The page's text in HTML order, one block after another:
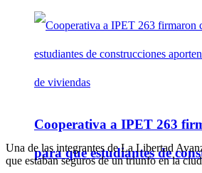
Cooperativa a IPET 263
para que estudiantes de
Una de las integrantes de La Libertad
que estaban seguros de un triunfo en la